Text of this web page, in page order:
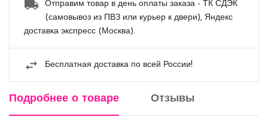
Отправим товар в день оплаты заказа - ТК СДЭК
(самовывоз из ПВЗ или курьер к двери), Яндекс
доставка экспресс (Москва).
Бесплатная доставка по всей России!
Подробнее о товаре Отзывы